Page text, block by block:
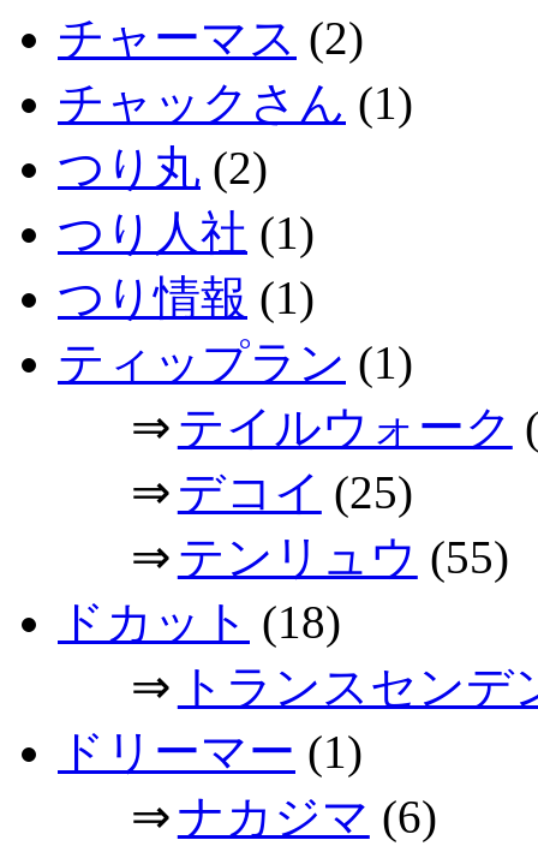
チャーマス (2)
チャックさん (1)
つり丸 (2)
つり人社 (1)
つり情報 (1)
ティップラン (1)
⇒ テイルウォーク
⇒ デコイ (25)
⇒ テンリュウ (55)
ドカット (18)
⇒ トランスセンデ
ドリーマー (1)
⇒ナカジマ (6)